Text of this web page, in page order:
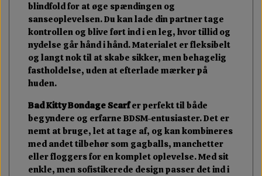
blindfold for at øge spændingen og
sanseoplevelsen. Du kan lade din partner tage
kontrollen og blive ført ind i en leg, hvor tillid og
nydelse går hånd i hånd. Materialet er fleksibelt
og langt nok til at skabe sikker, men behagelig
fastholdelse, uden at efterlade mærker på
huden.
Bad Kitty Bondage Scarfer perfekt til både
begyndere og erfarne BDSM-entusiaster. Det er
nemt at bruge, let at tage af, og kan kombineres
med andet tilbehør som gagballs, manchetter
eller floggers for en komplet oplevelse. Med sit
enkle, men sofistikerede design passer det ind i